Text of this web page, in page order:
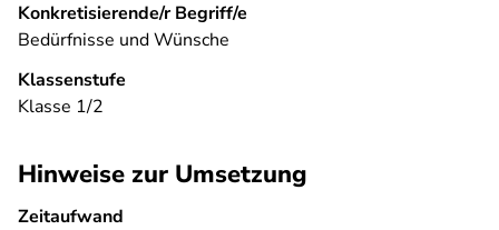
Konkretisierende/r Begriff/e
Bedürfnisse und Wünsche
Klassenstufe
Klasse 1/2
Hinweise zur Umsetzung
Zeitaufwand